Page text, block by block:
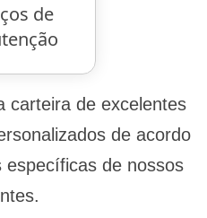
de
carteira de excelentes
de acordo
específicas de nossos